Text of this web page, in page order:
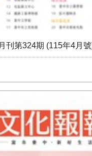
刊第324期 (115年4月